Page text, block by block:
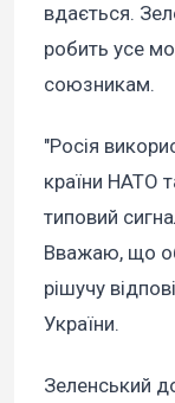
вдається.
робить усе
союзникам.
"Росія
країни НАТО
типовий
Вважаю, що
рішучу
України.
Зеленський